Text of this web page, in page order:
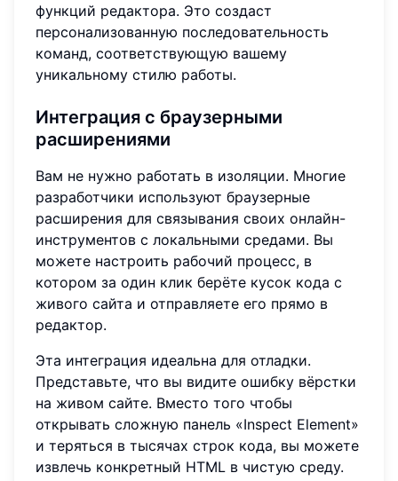
функций редактора. Это создаст
персонализованную последовательность
команд, соответствующую вашему
уникальному стилю работы.
Интеграция с браузерными
расширениями
Вам не нужно работать в изоляции. Многие
разработчики используют браузерные
расширения для связывания своих онлайн-
инструментов с локальными средами. Вы
можете настроить рабочий процесс, в
котором за один клик берёте кусок кода с
живого сайта и отправляете его прямо в
редактор.
Эта интеграция идеальна для отладки.
Представьте, что вы видите ошибку вёрстки
на живом сайте. Вместо того чтобы
открывать сложную панель «Inspect Element»
и теряться в тысячах строк кода, вы можете
извлечь конкретный HTML в чистую среду.